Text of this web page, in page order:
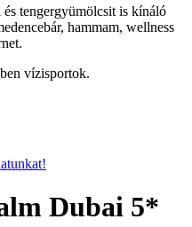
tengergyümölcsit is kínáló
hammam, wellness
vízisportok.
Dubai 5*